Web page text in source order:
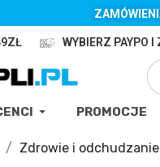
WYBIERZ PAYPO I
PROMOCJE
Zdrowie i odchudzanie